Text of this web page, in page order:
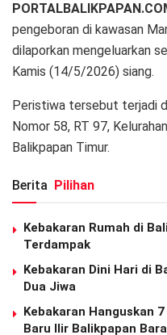
pengeboran di kawasan
dilaporkan mengeluarkan
Kamis (14/5/2026) siang.
Peristiwa tersebut terjadi
Nomor 58, RT 97,
Balikpapan Timur.
Berita Pilihan
Kebakaran Rumah di
Terdampak
Kebakaran Dini Hari di
Dua Jiwa
Kebakaran Hanguskan
Baru Ilir Balikpapan